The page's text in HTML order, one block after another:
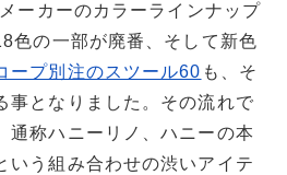
ーカーのカラーラインナップ
色の一部が廃番、そして新色
ープ別注のスツール60 も、そ
事となりました。その流れで
通称ハニーリノ、ハニーの本
いう組み合わせの渋いアイテ